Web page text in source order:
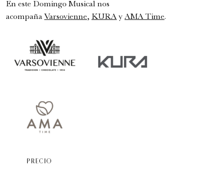
Ópera
En este Domingo Musical nos
acompaña Varsovienne, KURAy AMA Time.
PRECIO